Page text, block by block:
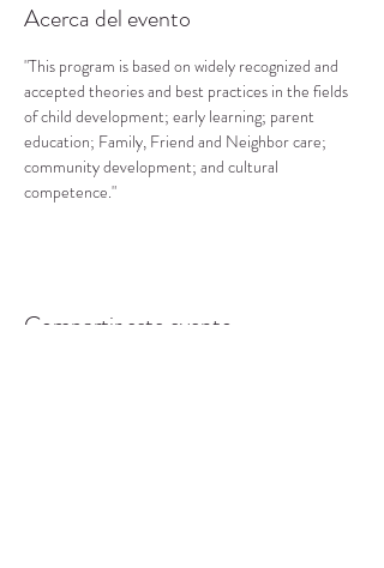
Acerca del evento
"This program is based on widely recognized and
accepted theories and best practices in the fields
of child development; early learning; parent
education; Family, Friend and Neighbor care;
community development; and cultural
competence."
Compartir este evento